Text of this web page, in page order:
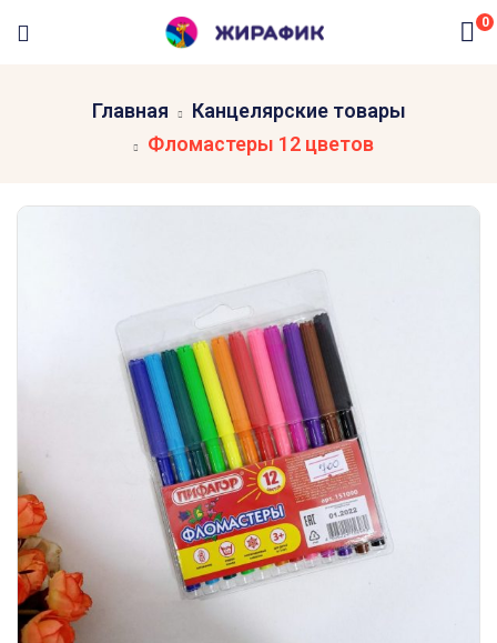
0
Главная
Канцелярские товары
Фломастеры 12 цветов